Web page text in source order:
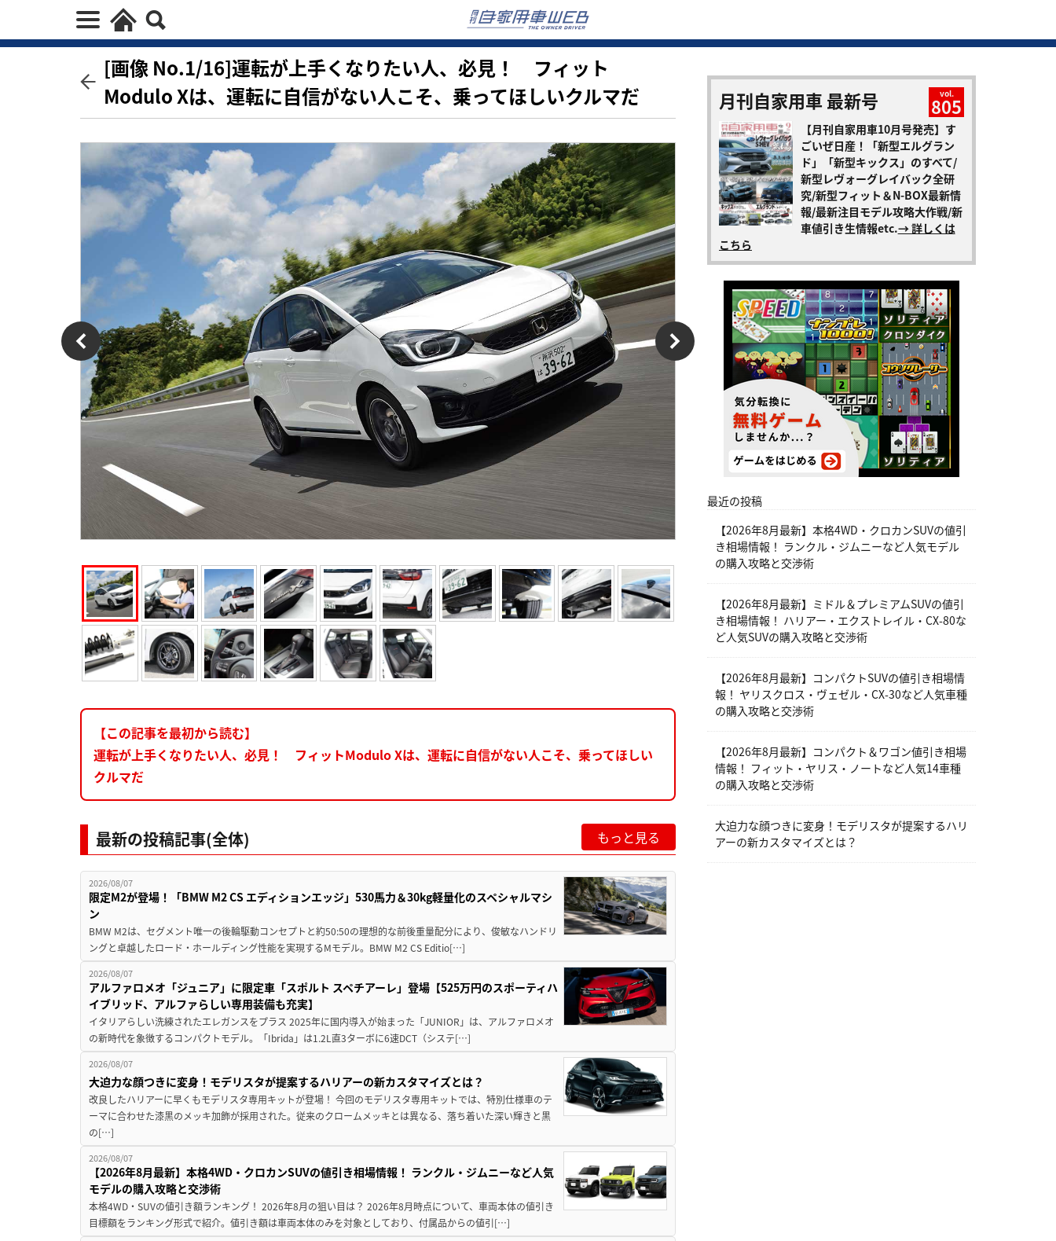
[画像 No.1/16]運転が上手くなりたい人、必見！ フィット
Modulo Xは、運転に自信がない人こそ、乗ってほしいクルマだ
【この記事を最初から読む】
運転が上手くなりたい人、必見！ フィットModulo Xは、運転に自信がない人こそ、乗ってほしい
クルマだ
最新の投稿記事(全体) もっと見る
2026/08/07
限定M2が登場！「BMW M2 CS エディションエッジ」530馬力＆30kg軽量化のスペシャルマシ
ン
BMW M2は、セグメント唯一の後輪駆動コンセプトと約50:50の理想的な前後重量配分により、俊敏なハンドリ
ングと卓越したロード・ホールディング性能を実現するMモデル。BMW M2 CS Editio[…]
2026/08/07
アルファロメオ「ジュニア」に限定車「スポルト スペチアーレ」登場【525万円のスポーティハ
イブリッド、アルファらしい専用装備も充実】
イタリアらしい洗練されたエレガンスをプラス 2025年に国内導入が始まった「JUNIOR」は、アルファロメオ
の新時代を象徴するコンパクトモデル。「Ibrida」は1.2L直3ターボに6速DCT（システ[…]
2026/08/07
大迫力な顔つきに変身！モデリスタが提案するハリアーの新カスタマイズとは？
改良したハリアーに早くもモデリスタ専用キットが登場！ 今回のモデリスタ専用キットでは、特別仕様車のテ
ーマに合わせた漆黒のメッキ加飾が採用された。従来のクロームメッキとは異なる、落ち着いた深い輝きと黒
の[…]
2026/08/07
【2026年8月最新】本格4WD・クロカンSUVの値引き相場情報！ ランクル・ジムニーなど人気
モデルの購入攻略と交渉術
本格4WD・SUVの値引き額ランキング！ 2026年8月の狙い目は？ 2026年8月時点について、車両本体の値引き
目標額をランキング形式で紹介。値引き額は車両本体のみを対象としており、付属品からの値引[…]
月刊自家用車 最新号 vol.
805
【月刊自家用車10月号発売】す
ごいぜ日産！「新型エルグラン
ド」「新型キックス」のすべて/
新型レヴォーグレイバック全研
究/新型フィット＆N-BOX最新情
報/最新注目モデル攻略大作戦/新
車値引き生情報etc.→ 詳しくは
こちら
最近の投稿
【2026年8月最新】本格4WD・クロカンSUVの値引
き相場情報！ ランクル・ジムニーなど人気モデル
の購入攻略と交渉術
【2026年8月最新】ミドル＆プレミアムSUVの値引
き相場情報！ ハリアー・エクストレイル・CX-80な
ど人気SUVの購入攻略と交渉術
【2026年8月最新】コンパクトSUVの値引き相場情
報！ ヤリスクロス・ヴェゼル・CX-30など人気車種
の購入攻略と交渉術
【2026年8月最新】コンパクト＆ワゴン値引き相場
情報！ フィット・ヤリス・ノートなど人気14車種
の購入攻略と交渉術
大迫力な顔つきに変身！モデリスタが提案するハリ
アーの新カスタマイズとは？